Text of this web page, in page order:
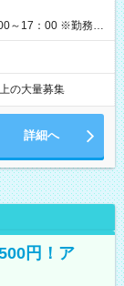
～17：00 ※勤務時
の大量募集
詳細へ
円！ア